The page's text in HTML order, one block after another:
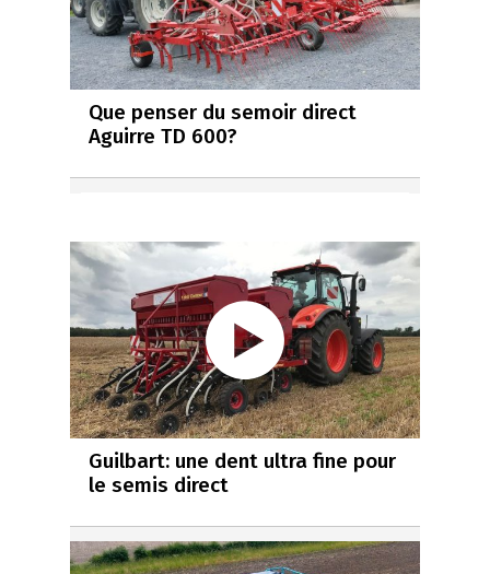
Que penser du semoir direct
Aguirre TD 600?
Guilbart: une dent ultra fine pour
le semis direct